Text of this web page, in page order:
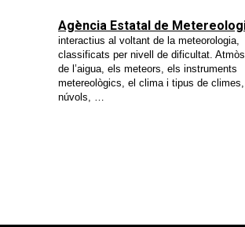
Agència Estatal de
interactius al voltant de la meteorologia,
classificats per nivell de dificultat.
de l’aigua, els meteors, els instruments
metereològics, el clima i tipus de
núvols, …